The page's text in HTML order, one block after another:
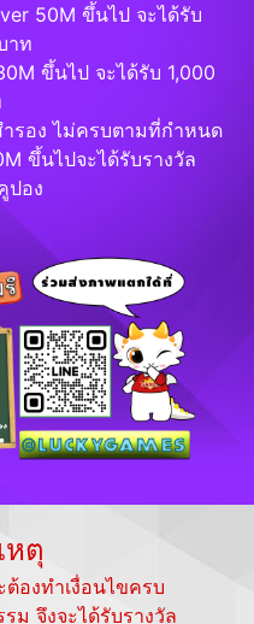
50M ขึ้นไป จะได้รับ
าท
ขึ้นไป จะได้รับ 1,000
รอง ไม่ครบตามที่กำหนด
ขึ้นไปจะได้รับรางวัล
ปอง
หตุ
องทำเงื่อนไขครบ
ม จึงจะได้รับรางวัล